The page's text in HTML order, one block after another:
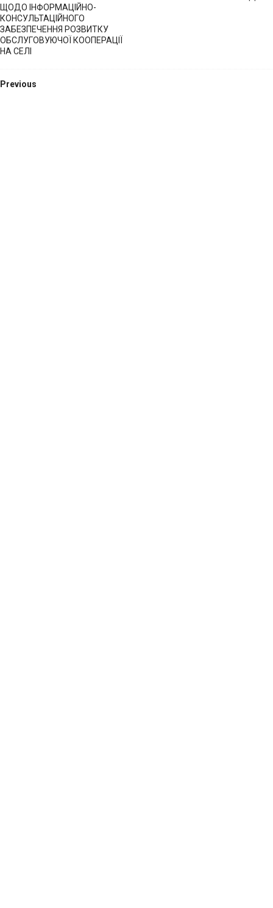
ЩОДО ІНФОРМАЦІЙНО-
КОНСУЛЬТАЦІЙНОГО
ЗАБЕЗПЕЧЕННЯ РОЗВИТКУ
ОБСЛУГОВУЮЧОЇ КООПЕРАЦІЇ
НА СЕЛІ
Previous